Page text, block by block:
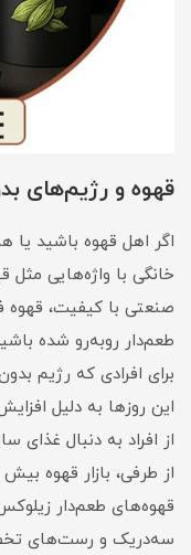
قهوه و رژیم‌های
اگر اهل قهوه باشید یا
خانگی با واژه‌هایی
صنعتی با کیفیت، قهوه
طعم‌دار روبه‌رو شده
برای افرادی که رژیم
این روزها به دلیل
از افراد به دنبال
از طرفی، بازار قهوه
قهوه‌های طعم‌دار
سه‌در‌یک و رست‌های